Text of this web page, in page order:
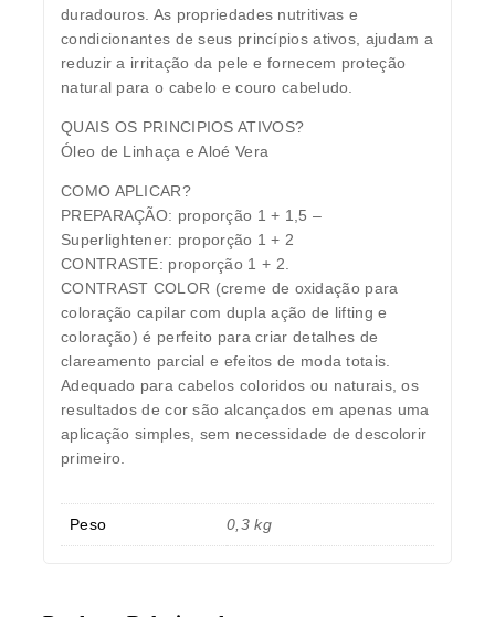
duradouros. As propriedades nutritivas e
condicionantes de seus princípios ativos, ajudam a
reduzir a irritação da pele e fornecem proteção
natural para o cabelo e couro cabeludo.
QUAIS OS PRINCIPIOS ATIVOS?
Óleo de Linhaça e Aloé Vera
COMO APLICAR?
PREPARAÇÃO: proporção 1 + 1,5 –
Superlightener: proporção 1 + 2
CONTRASTE: proporção 1 + 2.
CONTRAST COLOR (creme de oxidação para
coloração capilar com dupla ação de lifting e
coloração) é perfeito para criar detalhes de
clareamento parcial e efeitos de moda totais.
Adequado para cabelos coloridos ou naturais, os
resultados de cor são alcançados em apenas uma
aplicação simples, sem necessidade de descolorir
primeiro.
Peso 0,3 kg